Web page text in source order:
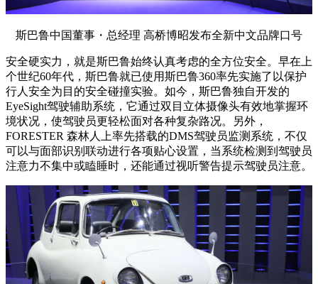
斯巴鲁中国董事・总经理 高桥博昭发布全新中文品牌口号
安全硬实力，就是斯巴鲁始终认真考虑的全方位安全。早在上
个世纪60年代，斯巴鲁就已使用斯巴鲁360率先实施了以保护
行人安全为目的安全碰撞实验。如今，斯巴鲁独自开发的
EyeSight驾驶辅助系统，它通过双目立体摄像头有效地掌握环
境状况，使驾驶员更轻松面对各种复杂路况。另外，
FORESTER 森林人上率先搭载的DMS驾驶员监测系统，不仅
可以与面部识别联动进行各项贴心设置，当系统检测到驾驶员
注意力不集中或瞌睡时，还能通过视听警告提示驾驶员注意。